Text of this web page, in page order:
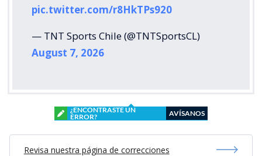
pic.twitter.com/r8HkTPs920
— TNT Sports Chile (@TNTSportsCL)
August 7, 2026
¿ENCONTRASTE UN
ERROR?
AVÍSANOS
Revisa nuestra página de correcciones